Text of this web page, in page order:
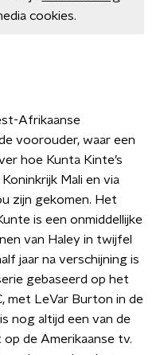
cookies.
Afrikaanse
voorouder, waar een
hoe Kunta Kinte’s
Mali en via
zijn gekomen. Het
is een onmiddellijke
van Haley in twijfel
jaar na verschijning is
gebaseerd op het
met LeVar Burton in de
nog altijd een van de
op de Amerikaanse tv.